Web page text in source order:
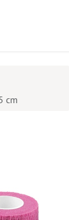
cm